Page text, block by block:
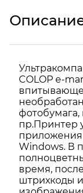
COLOP e-
фотобумага,
пр.Принтер
приложения
Windows. В
время,
штрихкоды и